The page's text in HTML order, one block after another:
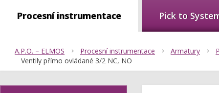
Procesní instrumentace Pick to
A.P.O. – ELMOS Procesní instrumentace Armatury
Ventily přímo ovládané 3/2 NC, NO